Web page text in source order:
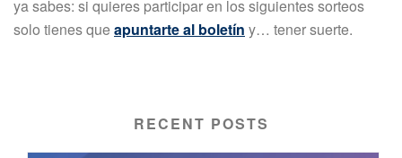
ya sabes: si quieres participar en los siguientes sorteos
solo tienes queapuntarte al boletín y… tener suerte.
RECENT POSTS